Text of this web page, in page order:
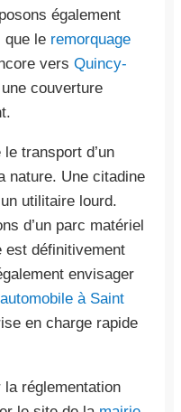
également
que le remorquage
vers Quincy-
couverture
transport d’un
nature. Une citadine
utilitaire lourd.
d’un parc matériel
est définitivement
envisager
à Saint
en charge rapide
la réglementation